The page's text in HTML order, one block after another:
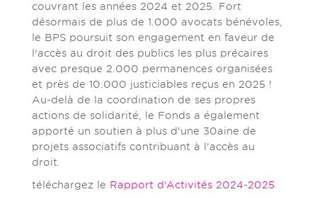
couvrant les années 2024 et 2025. Fort
désormais de plus de 1.000 avocats bénévoles,
le BPS poursuit son engagement en faveur de
l’accès au droit des publics les plus précaires
avec presque 2.000 permanences organisées
et près de 10.000 justiciables reçus en 2025 !
Au-delà de la coordination de ses propres
actions de solidarité, le Fonds a également
apporté un soutien à plus d’une 30aine de
projets associatifs contribuant à l’accès au
droit.
téléchargez le Rapport d’Activités 2024-2025